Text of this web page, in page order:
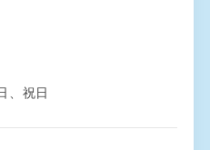
、祝日